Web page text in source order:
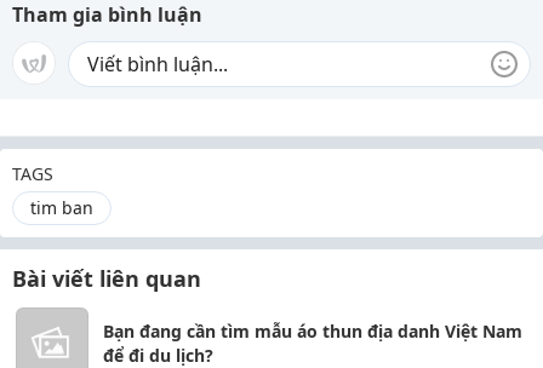
Tham gia bình luận
TAGS
tim ban
Bài viết liên quan
Bạn đang cần tìm mẫu áo thun địa danh Việt Nam
để đi du lịch?